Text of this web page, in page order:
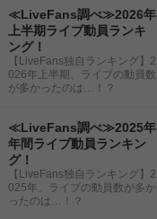
≪LiveFans調べ≫2026年
上半期ライブ動員ランキ
ング！
【LiveFans独自ランキング】2
026年上半期、ライブの動員数
が多かったのは…！？
≪LiveFans調べ≫2025年
年間ライブ動員ランキン
グ！
【LiveFans独自ランキング】2
025年、ライブの動員数が多か
ったのは…！？